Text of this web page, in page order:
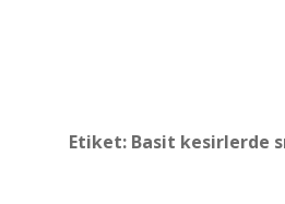
Etiket: Basit kesirlerde